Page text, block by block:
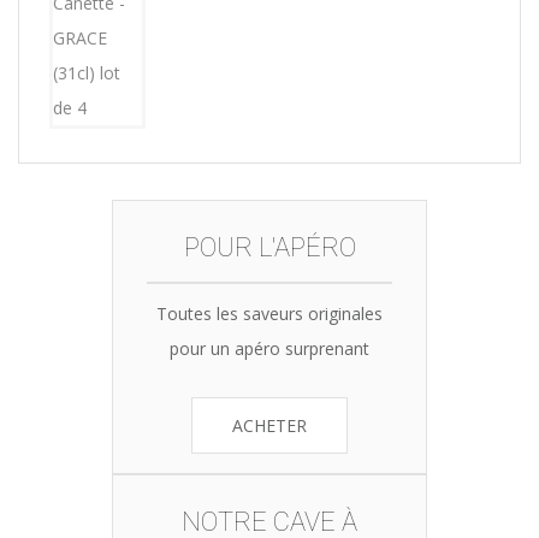
POUR L'APÉRO
Toutes les saveurs originales
pour un apéro surprenant
ACHETER
NOTRE CAVE À